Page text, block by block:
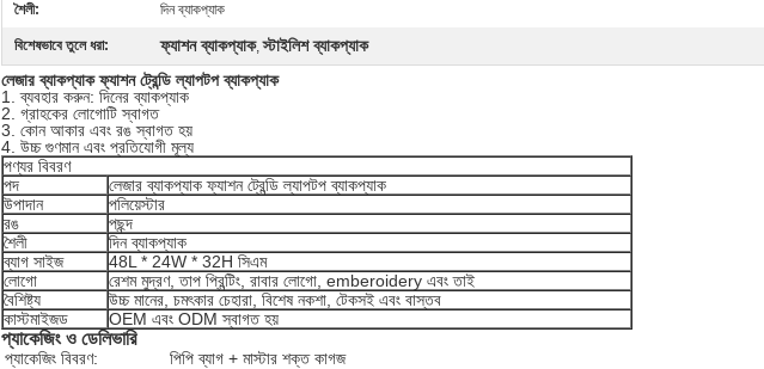
শৈলী: দিন ব্যাকপ্যাক
বিশেষভাবে তুলে ধরা: ফ্যাশন ব্যাকপ্যাক,স্টাইলিশ ব্যাকপ্যাক
লেজার ব্যাকপ্যাক ফ্যাশন ট্রেন্ডি ল্যাপটপ ব্যাকপ্যাক
1. ব্যবহার করুন: দিনের ব্যাকপ্যাক
2. গ্রাহকের লোগোটি স্বাগত
3. কোন আকার এবং রঙ স্বাগত হয়
4. উচ্চ গুণমান এবং প্রতিযোগী মূল্য
পণ্যর বিবরণ
পদ
লেজার ব্যাকপ্যাক ফ্যাশন ট্রেন্ডি ল্যাপটপ ব্যাকপ্যাক
উপাদান
পলিয়েস্টার
রঙ
পছন্দ
শৈলী
দিন ব্যাকপ্যাক
ব্যাগ সাইজ
48L * 24W * 32H সিএম
লোগো
রেশম মুদ্রণ, তাপ প্রিন্টিং, রাবার লোগো, emberoidery এবং তাই
বৈশিষ্ট্য
উচ্চ মানের, চমৎকার চেহারা, বিশেষ নকশা, টেকসই এবং বাস্তব
কাস্টমাইজড
OEM এবং ODM স্বাগত হয়
প্যাকেজিং ও ডেলিভারি
প্যাকেজিং বিবরণ:
পিপি ব্যাগ + মাস্টার শক্ত কাগজ